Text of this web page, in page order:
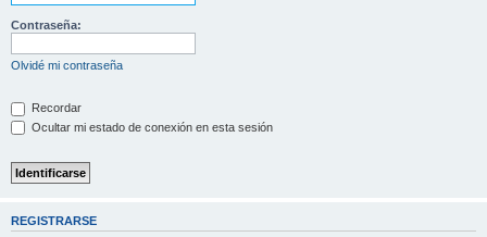
Contraseña:
Olvidé mi contraseña
Recordar
Ocultar mi estado de conexión en esta sesión
REGISTRARSE